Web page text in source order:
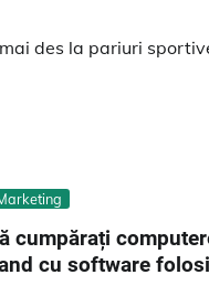
des la pariuri
cumpărați
cu software